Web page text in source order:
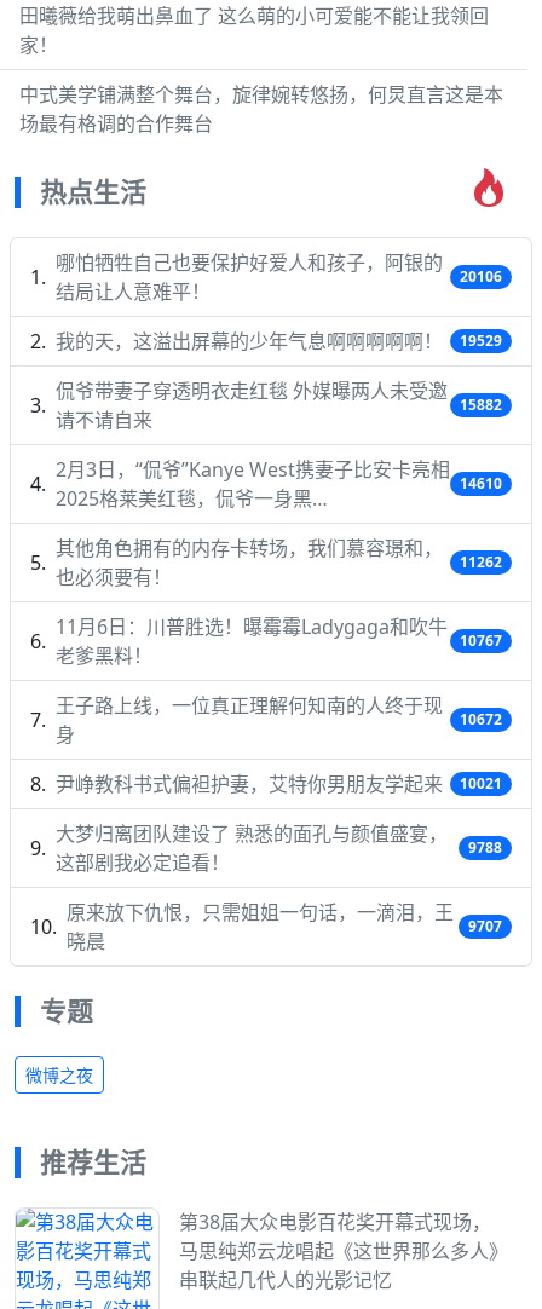
田曦薇给我萌出鼻血了 这么萌的小可爱能不能让我领回
家！
中式美学铺满整个舞台，旋律婉转悠扬，何炅直言这是本
场最有格调的合作舞台
热点生活
哪怕牺牲自己也要保护好爱人和孩子，阿银的
结局让人意难平！
20106
我的天，这溢出屏幕的少年气息啊啊啊啊啊！ 19529
侃爷带妻子穿透明衣走红毯 外媒曝两人未受邀
请不请自来
15882
2月3日，“侃爷”Kanye West携妻子比安卡亮相
2025格莱美红毯，侃爷一身黑…
14610
其他角色拥有的内存卡转场，我们慕容璟和，
也必须要有！
11262
11月6日：川普胜选！曝霉霉Ladygaga和吹牛
老爹黑料！
10767
王子路上线，一位真正理解何知南的人终于现
身
10672
尹峥教科书式偏袒护妻，艾特你男朋友学起来 10021
大梦归离团队建设了 熟悉的面孔与颜值盛宴，
这部剧我必定追看！
9788
原来放下仇恨，只需姐姐一句话，一滴泪，王
晓晨
9707
专题
微博之夜
推荐生活
第38届大众电影百花奖开幕式现场，
马思纯郑云龙唱起《这世界那么多人》
串联起几代人的光影记忆